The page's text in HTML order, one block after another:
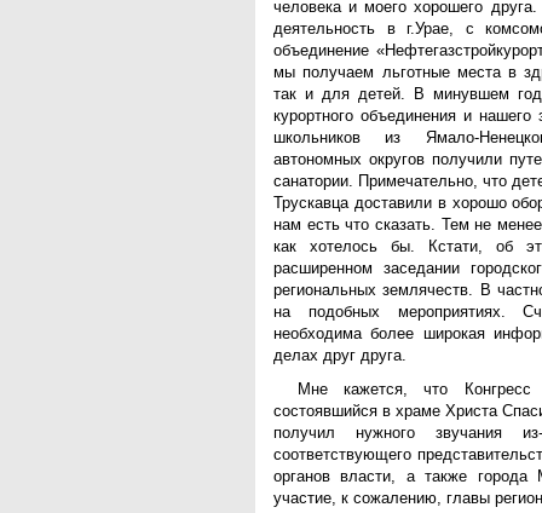
человека и моего хорошего
деятельность в г.Урае, с
объединение
мы получаем льготные места в
так и для детей. В минувшем
курортного объединения и
школьников из Ямало-
автономных округов получили
санатории. Примечательно, что
Трускавца доставили в хорошо
нам есть что сказать. Тем не
как хотелось бы. Кстати, об
расширенном заседании
региональных землячеств. В
на подобных мероприятиях.
необходима более широкая
делах друг друга.
Мне кажется, что Конгресс
состоявшийся в храме Христа
получил нужного звучания
соответствующего
органов власти, а также
участие, к сожалению, главы